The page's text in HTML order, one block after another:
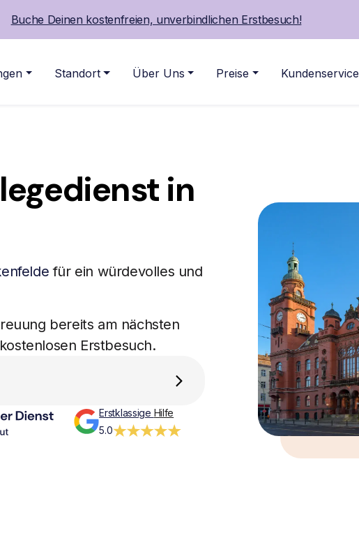
Buche Deinen kostenfreien, unverbindlichen Erstbesuch!
Standort Über Uns Preise Kundenservice
in
für ein würdevolles und
bereits am nächsten
Erstbesuch.
Erstklassige Hilfe
5.0